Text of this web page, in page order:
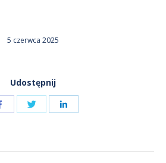
5 czerwca 2025
Udostępnij
Udostępnij
przez
Udostępnij